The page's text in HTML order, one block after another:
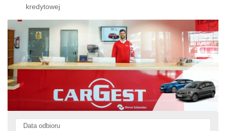
kredytowej
Data odbioru